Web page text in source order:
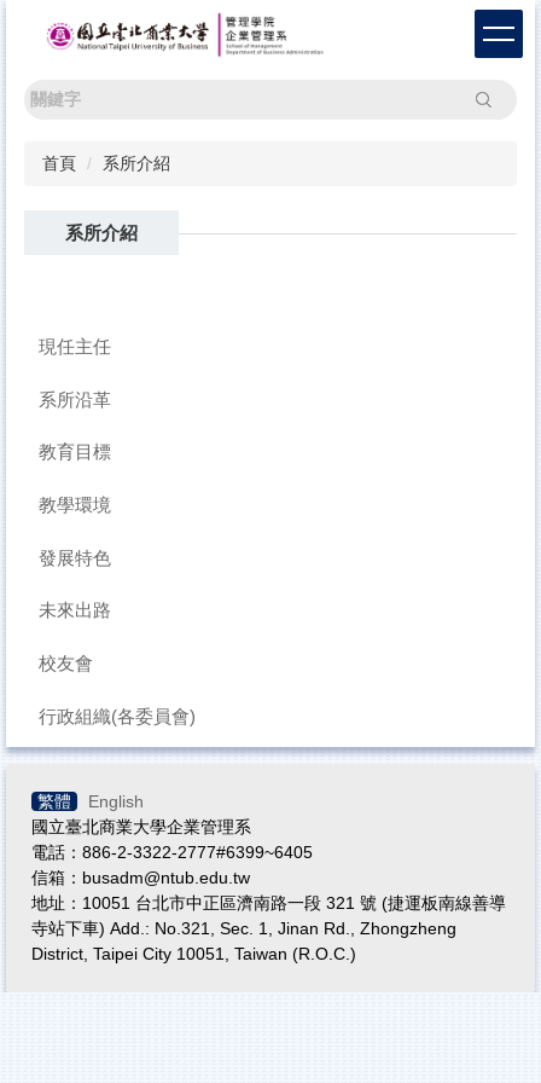
搜尋
首頁 系所介紹
系所介紹
現任主任
系所沿革
教育目標
教學環境
發展特色
未來出路
校友會
行政組織(各委員會)
繁體
English
國立臺北商業大學企業管理系
電話：886-2-3322-2777#6399~6405
信箱：busadm@ntub.edu.tw
地址：10051 台北市中正區濟南路一段 321 號 (捷運板南線善導
寺站下車) Add.: No.321, Sec. 1, Jinan Rd., Zhongzheng
District, Taipei City 10051, Taiwan (R.O.C.)